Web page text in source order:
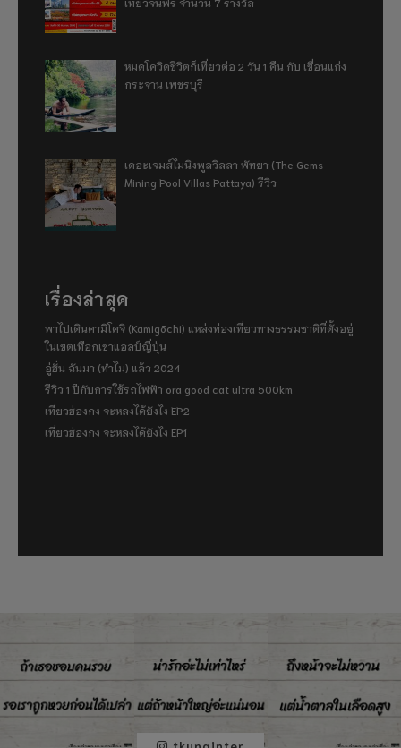
หมดโควิดชีวิตก็เที่ยวต่อ 2 วัน 1 คืน กับ เขื่อนแก่ง
กระจาน เพชรบุรี
เดอะเจมส์ไมนิงพูลวิลลา พัทยา (The Gems
Mining Pool Villas Pattaya) รีวิว
เรื่องล่าสุด
พาไปเดินคามิโคจิ (Kamigōchi) แหล่งท่องเที่ยวทางธรรมชาติที่ตั้งอยู่
ในเขตเทือกเขาแอลป์ญี่ปุ่น
อู่ฮั่น ฉันมา (ทำไม) แล้ว 2024
รีวิว 1 ปีกับการใช้รถไฟฟ้า ora good cat ultra 500km
เที่ยวฮ่องกง จะหลงได้ยังไง EP2
เที่ยวฮ่องกง จะหลงได้ยังไง EP1